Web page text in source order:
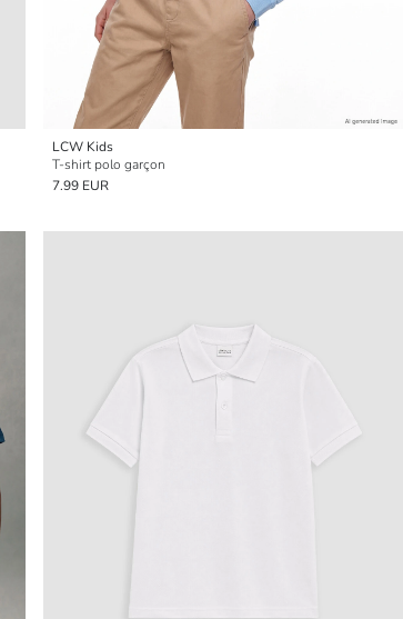
LCW Kids
T-shirt polo garçon
7.99 EUR